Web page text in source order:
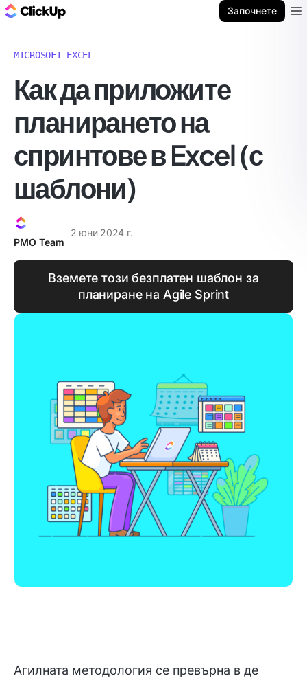
Започнете
MICROSOFT EXCEL
Как да приложите
планирането на
спринтове в Excel (с
шаблони)
PMO Team
2 юни 2024 г.
Вземете този безплатен шаблон за
планиране на Agile Sprint
Агилната методология се превърна в де